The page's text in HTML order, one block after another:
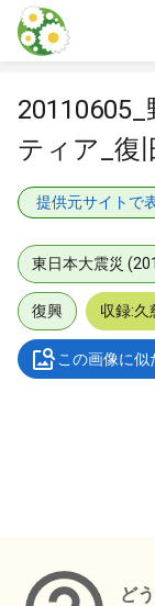
本文に飛ぶ
20110605_
ティア_復
提供元サイトで
東日本大震災
復興 収録:久
この画像に似
ど